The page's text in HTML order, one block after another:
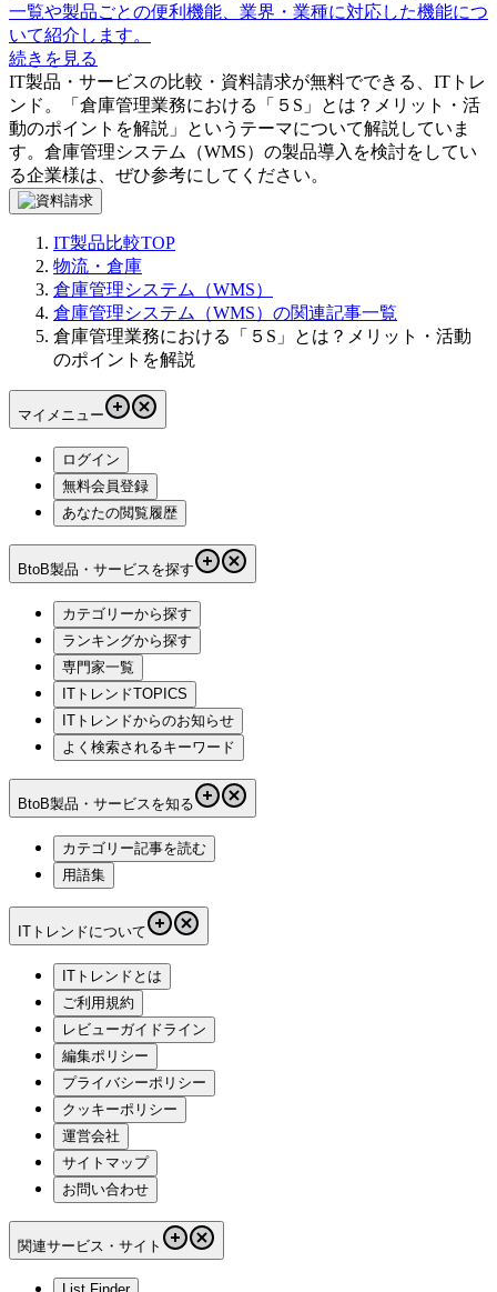
一覧や製品ごとの便利機能、業界・業種に対応した機能につ
いて紹介します。
続きを見る
IT製品・サービスの比較・資料請求が無料でできる、ITトレ
ンド。「 倉庫管理業務における「５S」とは？メリット・活
動のポイントを解説 」というテーマについて解説していま
す。 倉庫管理システム（WMS） の製品導入を検討をしてい
る企業様は、ぜひ参考にしてください。
IT製品比較TOP
物流・倉庫
倉庫管理システム（WMS）
倉庫管理システム（WMS）の関連記事一覧
倉庫管理業務における「５S」とは？メリット・活動
のポイントを解説
マイメニュー
ログイン
無料会員登録
あなたの閲覧履歴
BtoB製品・サービスを探す
カテゴリーから探す
ランキングから探す
専門家一覧
ITトレンドTOPICS
ITトレンドからのお知らせ
よく検索されるキーワード
BtoB製品・サービスを知る
カテゴリー記事を読む
用語集
ITトレンドについて
ITトレンドとは
ご利用規約
レビューガイドライン
編集ポリシー
プライバシーポリシー
クッキーポリシー
運営会社
サイトマップ
お問い合わせ
関連サービス・サイト